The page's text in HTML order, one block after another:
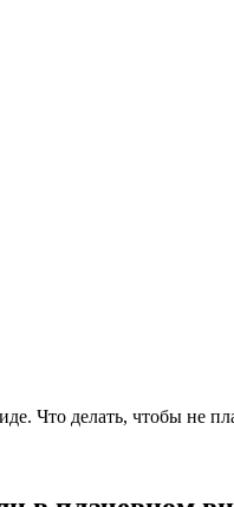
Что делать, чтобы не